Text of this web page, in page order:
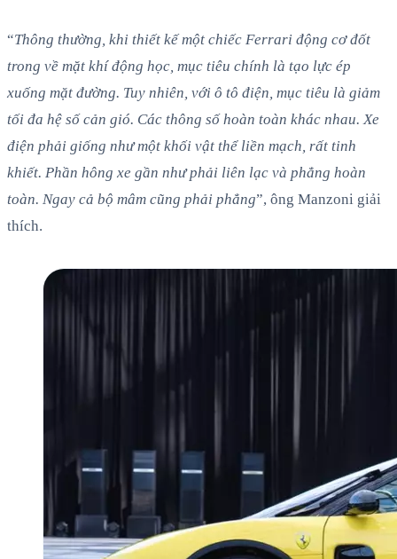
“Thông thường, khi thiết kế một chiếc Ferrari động cơ đốt
trong về mặt khí động học, mục tiêu chính là tạo lực ép
xuống mặt đường. Tuy nhiên, với ô tô điện, mục tiêu là giảm
tối đa hệ số cản gió. Các thông số hoàn toàn khác nhau. Xe
điện phải giống như một khối vật thể liền mạch, rất tinh
khiết. Phần hông xe gần như phải liên lạc và phẳng hoàn
toàn. Ngay cả bộ mâm cũng phải phẳng”, ông Manzoni giải
thích.